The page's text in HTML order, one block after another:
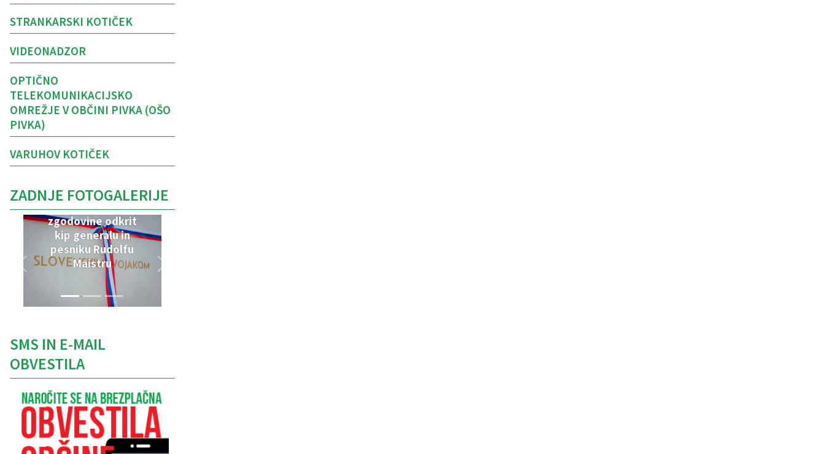
STRANKARSKI KOTIČEK
VIDEONADZOR
OPTIČNO
TELEKOMUNIKACIJSKO
OMREŽJE V OBČINI PIVKA (OŠO
PIVKA)
VARUHOV KOTIČEK
ZADNJE FOTOGALERIJE
V Parku vojaške
zgodovine odkrit
kip generalu in
pesniku Rudolfu
Maistru
SMS IN E-MAIL
OBVESTILA